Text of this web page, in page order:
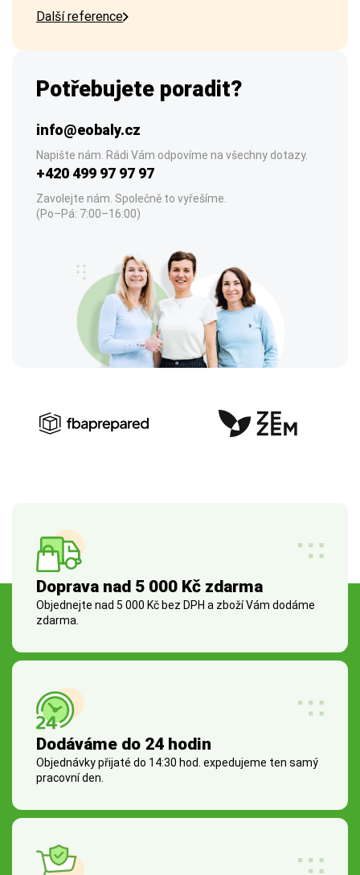
Další reference
Potřebujete poradit?
info@eobaly.cz
Napište nám. Rádi Vám odpovíme na všechny dotazy.
+420 499 97 97 97
Zavolejte nám. Společně to vyřešíme.
(Po–Pá: 7:00–16:00)
Doprava nad 5 000 Kč zdarma
Objednejte nad 5 000 Kč bez DPH a zboží Vám dodáme
zdarma.
Dodáváme do 24 hodin
Objednávky přijaté do 14:30 hod. expedujeme ten samý
pracovní den.